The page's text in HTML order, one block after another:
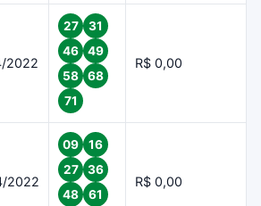
2022
27
31
46
49
58
68
71
R$ 0,00
2022
09
16
27
36
48
61
R$ 0,00